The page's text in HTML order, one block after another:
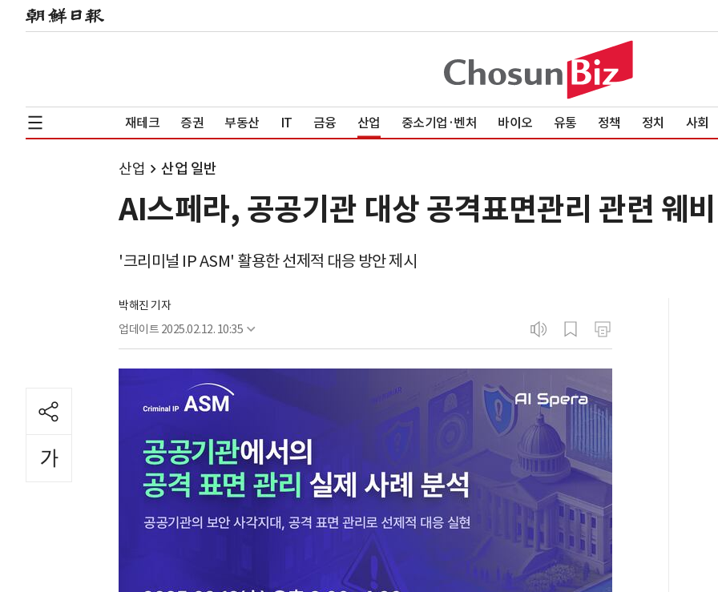
재테크 증권 부동산 IT 금융 산업 중소기업·벤처 바이오 유통 정책 정치 사회
산업 산업 일반
AI스페라, 공공기관 대상 공격표면관리 관련 웨
'크리미널 IP ASM' 활용한 선제적 대응 방안 제시
박해진 기자
업데이트 2025.02.12. 10:35